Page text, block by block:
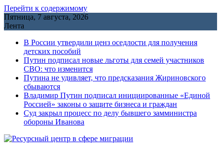
Перейти к содержимому
Пятница, 7 августа, 2026
Лента
В России утвердили ценз оседлости для получения
детских пособий
Путин подписал новые льготы для семей участников
СВО: что изменится
Путина не удивляет, что предсказания Жириновского
сбываются
Владимир Путин подписал инициированные «Единой
Россией» законы о защите бизнеса и граждан
Cуд закрыл процесс по делу бывшего замминистра
обороны Иванова